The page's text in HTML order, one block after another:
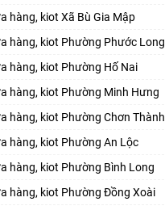
hàng, kiot Xã Bù Gia Mập
hàng, kiot Phường Phước Long
hàng, kiot Phường Hố Nai
hàng, kiot Phường Minh Hưng
hàng, kiot Phường Chơn Thành
hàng, kiot Phường An Lộc
hàng, kiot Phường Bình Long
hàng, kiot Phường Đồng Xoài